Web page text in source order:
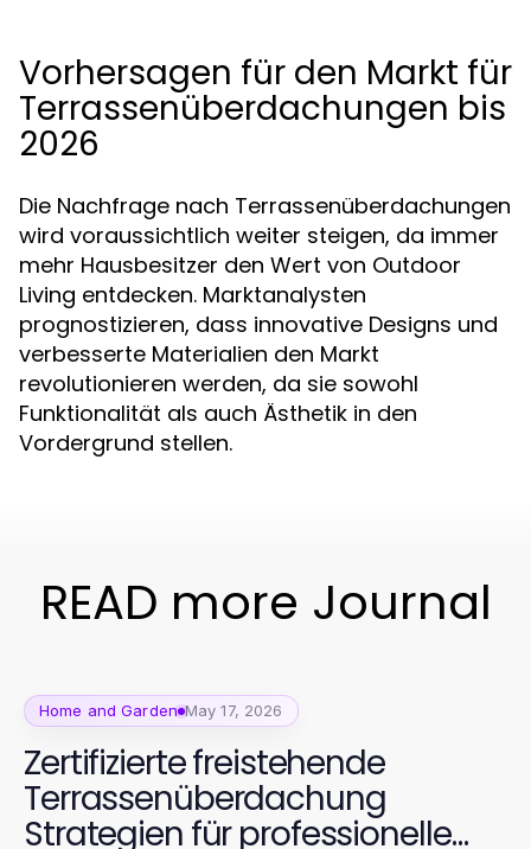
Vorhersagen für den Markt für
Terrassenüberdachungen bis
2026
Die Nachfrage nach Terrassenüberdachungen
wird voraussichtlich weiter steigen, da immer
mehr Hausbesitzer den Wert von Outdoor
Living entdecken. Marktanalysten
prognostizieren, dass innovative Designs und
verbesserte Materialien den Markt
revolutionieren werden, da sie sowohl
Funktionalität als auch Ästhetik in den
Vordergrund stellen.
READ more Journal
Home and Garden May 17, 2026
Zertifizierte freistehende
Terrassenüberdachung
Strategien für professionelle